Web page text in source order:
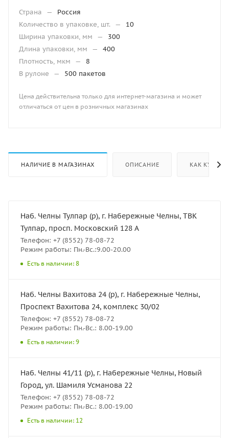
Страна —
Россия
Количество в упаковке, шт.
—
10
Ширина упаковки, мм
—
300
Длина упаковки, мм
—
400
Плотность, мкм
—
8
В рулоне
— 500 пакетов
Цена действительна только для интернет-магазина и может
отличаться от цен в розничных магазинах
НАЛИЧИЕ В МАГАЗИНАХ ОПИСАНИЕ КАК КУПИТЬ
Наб. Челны Тулпар (р), г. Набережные Челны, ТВК
Тулпар, просп. Московский 128 А
Телефон: +7 (8552) 78-08-72
Режим работы: Пн.-Вс.:9.00-20.00
Есть в наличии: 8
Наб. Челны Вахитова 24 (р), г. Набережные Челны,
Проспект Вахитова 24, комплекс 30/02
Телефон: +7 (8552) 78-08-72
Режим работы: Пн.-Вс.: 8.00-19.00
Есть в наличии: 9
Наб. Челны 41/11 (р), г. Набережные Челны, Новый
Город, ул. Шамиля Усманова 22
Телефон: +7 (8552) 78-08-72
Режим работы: Пн.-Вс.: 8.00-19.00
Есть в наличии: 12